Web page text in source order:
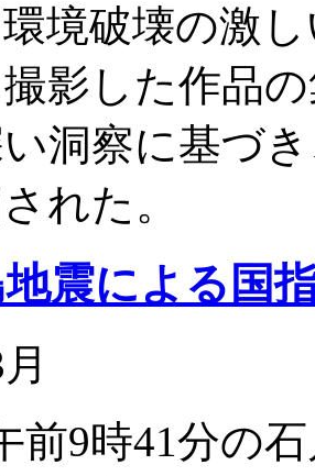
境破壊の激
影した作品
洞察に基づ
れた。
震による国
前9時41分の